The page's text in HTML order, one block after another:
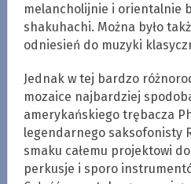
melancholijnie i orientalnie
shakuhachi. Można było
odniesień do muzyki
Jednak w tej bardzo
mozaice najbardziej
amerykańskiego trębacza
legendarnego saksofonisty
smaku całemu projektowi
perkusje i sporo